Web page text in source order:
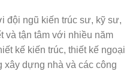
đội ngũ kiến trúc sư, kỹ sư,
và tận tâm với nhiều năm
kế kiến trúc, thiết kế ngoại
xây dựng nhà và các công